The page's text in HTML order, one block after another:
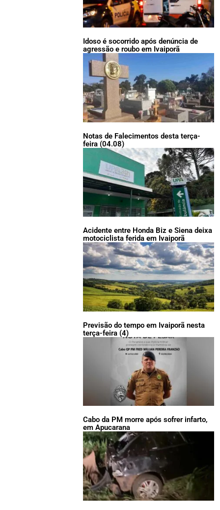
Idoso é socorrido após denúncia de
agressão e roubo em Ivaiporã
Notas de Falecimentos desta terça-
feira (04.08)
Acidente entre Honda Biz e Siena deixa
motociclista ferida em Ivaiporã
Previsão do tempo em Ivaiporã nesta
terça-feira (4)
Cabo da PM morre após sofrer infarto,
em Apucarana